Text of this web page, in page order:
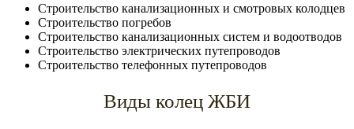
Строительство канализационных и смотровых колодцев
Строительство погребов
Строительство канализационных систем и водоотводов
Строительство электрических путепроводов
Строительство телефонных путепроводов
Виды колец ЖБИ